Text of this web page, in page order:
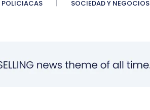
POLICIACAS SOCIEDAD Y NEGOCIOS